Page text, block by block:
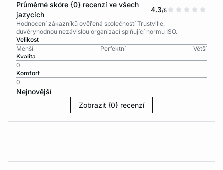
Průměrné skóre {0} recenzí ve všech
jazycích
4.3/5
Hodnocení zákazníků ověřená společností Trustville,
důvěryhodnou nezávislou organizací splňující normu ISO.
Velikost
Menší
Perfektní
Větší
Kvalita
0
Komfort
0
Nejnovější
Zobrazit {0} recenzí